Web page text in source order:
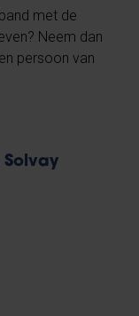
met de
Neem dan
persoon van